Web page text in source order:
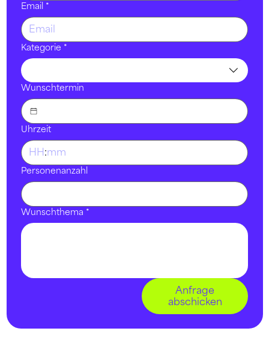
Email *
Kategorie *
Wunschtermin
Uhrzeit
:
Personenanzahl
Wunschthema *
Anfrage
abschicken